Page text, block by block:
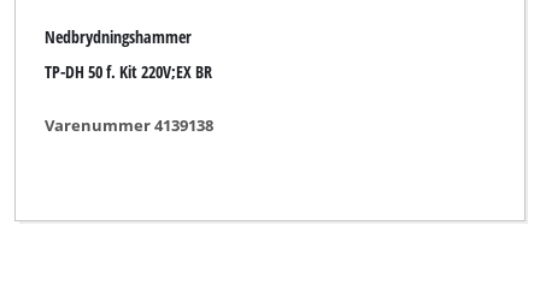
Nedbrydningshammer
TP-DH 50 f. Kit 220V;EX BR
Varenummer 4139138